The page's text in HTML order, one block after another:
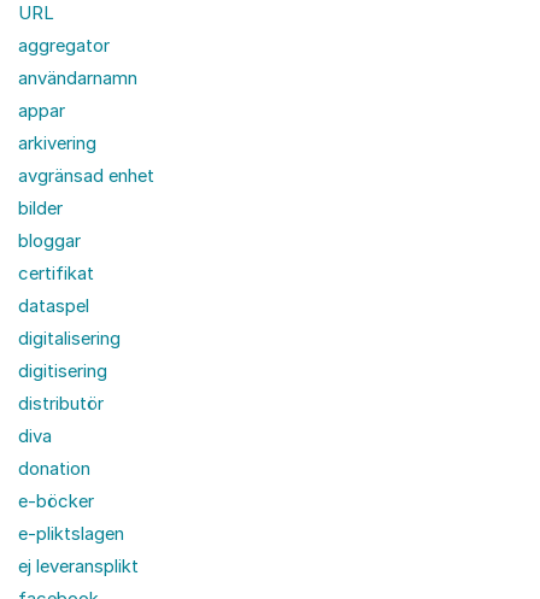
URL
aggregator
användarnamn
appar
arkivering
avgränsad enhet
bilder
bloggar
certifikat
dataspel
digitalisering
digitisering
distributör
diva
donation
e-böcker
e-pliktslagen
ej leveransplikt